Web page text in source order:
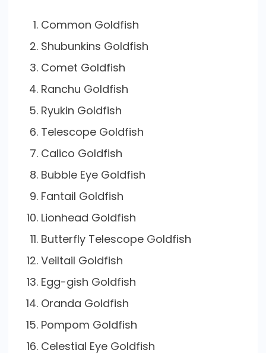
Common Goldfish
Shubunkins Goldfish
Comet Goldfish
Ranchu Goldfish
Ryukin Goldfish
Telescope Goldfish
Calico Goldfish
Bubble Eye Goldfish
Fantail Goldfish
Lionhead Goldfish
Butterfly Telescope Goldfish
Veiltail Goldfish
Egg-gish Goldfish
Oranda Goldfish
Pompom Goldfish
Celestial Eye Goldfish